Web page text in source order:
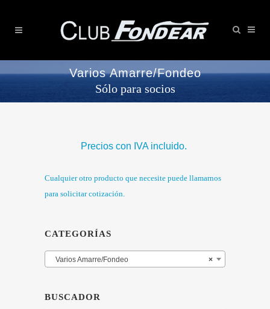
Varios Amarre/Fondeo
Sólo para socios
Precios con IVA incluido.
Cualquier otro producto que necesite puede llamarnos
para solicitar cotización.
CATEGORÍAS
×
Varios Amarre/Fondeo
BUSCADOR